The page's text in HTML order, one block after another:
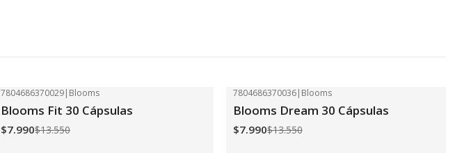
7804686370029| Blooms
Blooms Fit 30 Cápsulas
$7.990$13.550
7804686370036| Blooms
Blooms Dream 30 Cápsulas
$7.990$13.550